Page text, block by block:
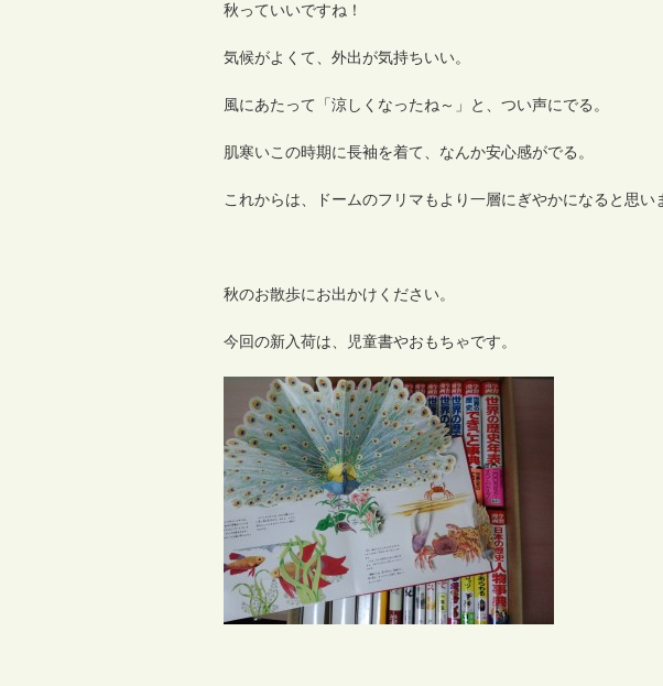
秋っていいですね！
気候がよくて、外出が気持ちいい。
風にあたって「涼しくなったね～」と、つい声にでる。
肌寒いこの時期に長袖を着て、なんか安心感がでる。
これからは、ドームのフリマもより一層にぎやかになると思い
秋のお散歩にお出かけください。
今回の新入荷は、児童書やおもちゃです。